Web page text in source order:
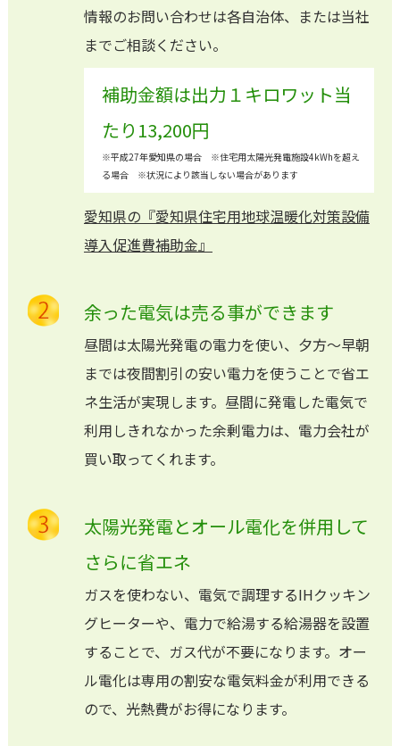
情報のお問い合わせは各自治体、または当社
までご相談ください。
補助金額は出力１キロワット当
たり13,200円
※平成27年愛知県の場合 ※住宅用太陽光発電施設4kWhを超え
る場合 ※状況により該当しない場合があります
愛知県の『愛知県住宅用地球温暖化対策設備
導入促進費補助金』
余った電気は売る事ができます
昼間は太陽光発電の電力を使い、夕方〜早朝
までは夜間割引の安い電力を使うことで省エ
ネ生活が実現します。昼間に発電した電気で
利用しきれなかった余剰電力は、電力会社が
買い取ってくれます。
太陽光発電とオール電化を併用して
さらに省エネ
ガスを使わない、電気で調理するIHクッキン
グヒーターや、電力で給湯する給湯器を設置
することで、ガス代が不要になります。オー
ル電化は専用の割安な電気料金が利用できる
ので、光熱費がお得になります。